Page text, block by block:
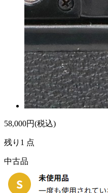
58,000円(税込)
残り1 点
中古品